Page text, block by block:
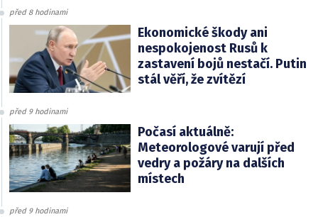
před 8 hodinami
Ekonomické škody ani
nespokojenost Rusů k
zastavení bojů nestačí. Putin
stál věří, že zvítězí
před 9 hodinami
Počasí aktuálně:
Meteorologové varují před
vedry a požáry na dalších
místech
před 9 hodinami